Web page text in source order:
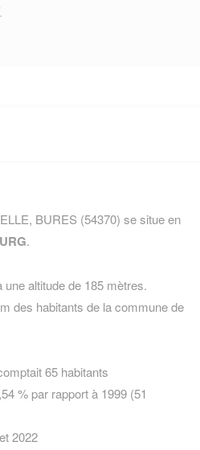
BURES (54370) se situe en
.
altitude de 185 mètres.
des habitants de la commune de
65 habitants
% par rapport à 1999 (51
2022